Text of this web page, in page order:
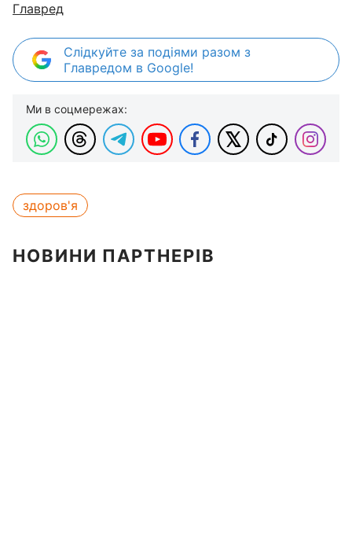
Главред
Слідкуйте за подіями разом з
Главредом в Google!
Ми в соцмережах:
здоров'я
НОВИНИ ПАРТНЕРІВ